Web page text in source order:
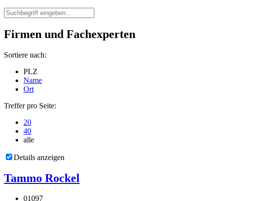
Firmen und Fachexperten
Sortiere nach:
PLZ
Name
Ort
Treffer pro Seite:
20
40
alle
Details anzeigen
Tammo Rockel
01097